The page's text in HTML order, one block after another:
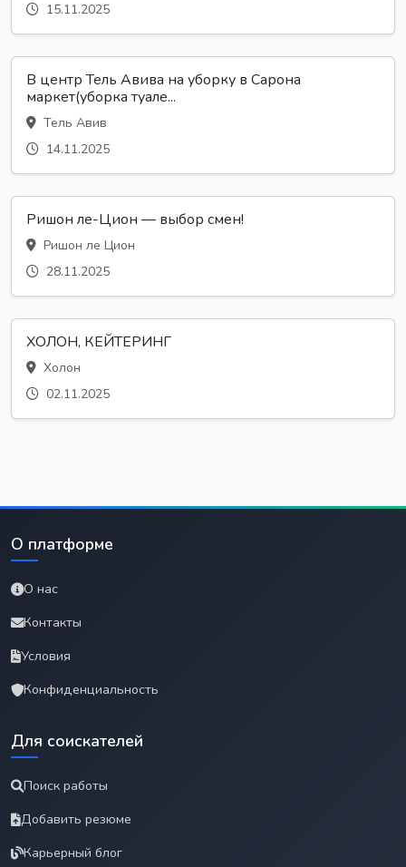
15.11.2025
В центр Тель Авива на уборку в Сарона
маркет(уборка туале...
Тель Авив
14.11.2025
Ришон ле-Цион — выбор смен!
Ришон ле Цион
28.11.2025
ХОЛОН, КЕЙТЕРИНГ
Холон
02.11.2025
О платформе
О нас
Контакты
Условия
Конфиденциальность
Для соискателей
Поиск работы
Добавить резюме
Карьерный блог